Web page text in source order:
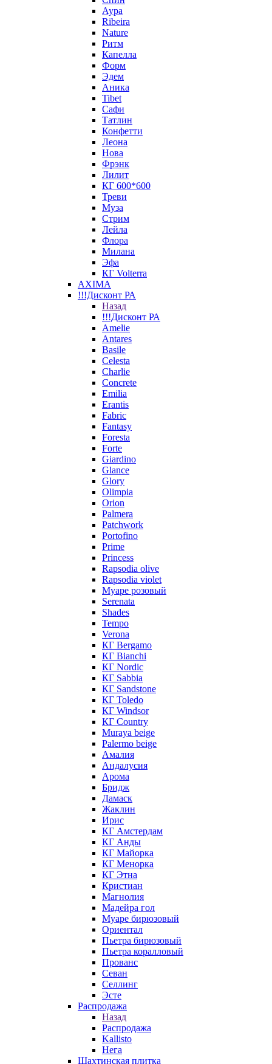
Аура
Ribeira
Nature
Ритм
Капелла
Форм
Эдем
Аника
Tibet
Сафи
Татлин
Конфетти
Леона
Нова
Фрэнк
Лилит
КГ 600*600
Треви
Муза
Стрим
Лейла
Флора
Милана
Эфа
КГ Volterra
AXIMA
!!!Дисконт РА
Назад
!!!Дисконт РА
Amelie
Antares
Basile
Celesta
Charlie
Concrete
Emilia
Erantis
Fabric
Fantasy
Foresta
Forte
Giardino
Glance
Glory
Olimpia
Orion
Palmera
Patchwork
Portofino
Prime
Princess
Rapsodia olive
Rapsodia violet
Муаре розовый
Serenata
Shades
Tempo
Verona
КГ Bergamo
КГ Bianchi
КГ Nordic
КГ Sabbia
КГ Sandstone
КГ Toledo
КГ Windsor
КГ Сountry
Muraya beige
Palermo beige
Амалия
Андалусия
Арома
Бридж
Дамаск
Жаклин
Ирис
КГ Амстердам
КГ Анды
КГ Майорка
КГ Менорка
КГ Этна
Кристиан
Магнолия
Мадейра гол
Муаре бирюзовый
Ориентал
Пьетра бирюзовый
Пьетра коралловый
Прованс
Севан
Селлинг
Эсте
Распродажа
Назад
Распродажа
Kallisto
Нега
Шахтинская плитка